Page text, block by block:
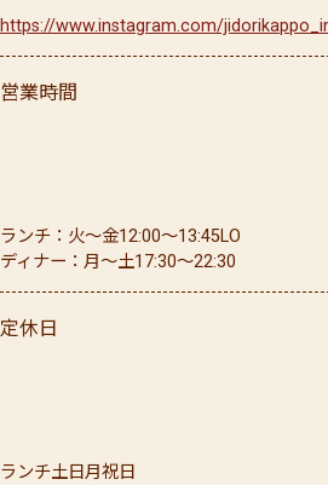
https://www.instagram.com/
営業時間
ランチ：火〜金12:00～13:45LO
ディナー：月〜土17:30～22:30
定休日
ランチ土日月祝日